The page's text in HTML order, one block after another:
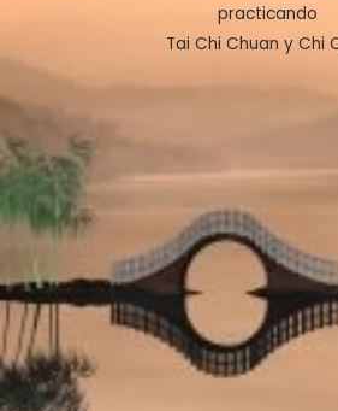
practicando
Tai Chi Chuan y Chi